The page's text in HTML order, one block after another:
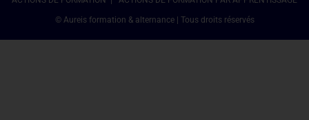
© Aureis formation & alternance | Tous droits réservés